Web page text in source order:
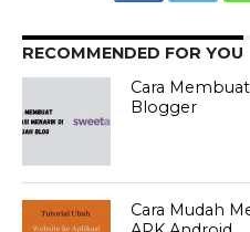
RECOMMENDED FOR YOU
Cara
Blogger
Cara Mudah